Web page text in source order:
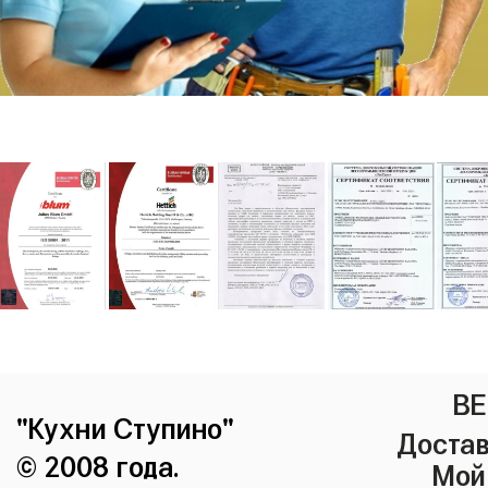
"Кухни Ступино"
© 2008 года.